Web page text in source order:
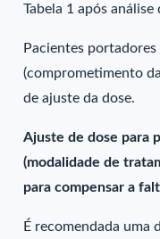
Tabela 1 após
Pacientes
(comprometimento
de ajuste da dose.
Ajuste de dose para
(modalidade de
para compensar a
É recomendada uma